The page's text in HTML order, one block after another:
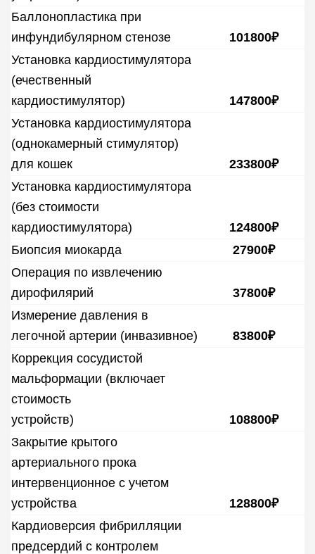
Баллонопластика при
инфундибулярном стенозе
101800₽
Установка кардиостимулятора
(ечественный
кардиостимулятор)
147800₽
Установка кардиостимулятора
(однокамерный стимулятор)
для кошек
233800₽
Установка кардиостимулятора
(без стоимости
кардиостимулятора)
124800₽
Биопсия миокарда
27900₽
Операция по извлечению
дирофилярий
37800₽
Измерение давления в
легочной артерии (инвазивное)
83800₽
Коррекция сосудистой
мальформации (включает
стоимость
устройств)
108800₽
Закрытие крытого
артериального прока
интервенционное с учетом
устройства
128800₽
Кардиоверсия фибрилляции
предсердий с контролем